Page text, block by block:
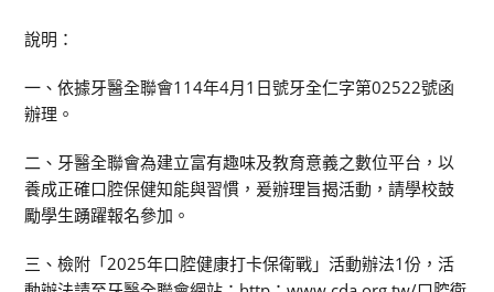
說明：
一、依據牙醫全聯會114年4月1日號牙全仁字第02522號函
辦理。
二、牙醫全聯會為建立富有趣味及教育意義之數位平台，以
養成正確口腔保健知能與習慣，爰辦理旨揭活動，請學校鼓
勵學生踴躍報名參加。
三、檢附「2025年口腔健康打卡保衛戰」活動辦法1份，活